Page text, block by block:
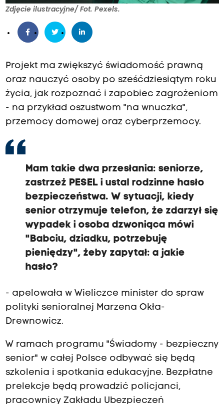
Zdjęcie ilustracyjne/ Fot. Pexels.
Projekt ma zwiększyć świadomość prawną
oraz nauczyć osoby po sześćdziesiątym roku
życia, jak rozpoznać i zapobiec zagrożeniom
- na przykład oszustwom "na wnuczka",
przemocy domowej oraz cyberprzemocy.
Mam takie dwa przesłania: seniorze,
zastrzeż PESEL i ustal rodzinne hasło
bezpieczeństwa. W sytuacji, kiedy
senior otrzymuje telefon, że zdarzył się
wypadek i osoba dzwoniąca mówi
"Babciu, dziadku, potrzebuję
pieniędzy", żeby zapytał: a jakie
hasło?
- apelowała w Wieliczce minister do spraw
polityki senioralnej Marzena Okła-
Drewnowicz.
W ramach programu "Świadomy - bezpieczny
senior" w całej Polsce odbywać się będą
szkolenia i spotkania edukacyjne. Bezpłatne
prelekcje będą prowadzić policjanci,
pracownicy Zakładu Ubezpieczeń